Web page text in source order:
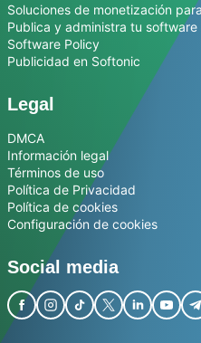
Soluciones de monetización
Publica y administra tu software
Software Policy
Publicidad en Softonic
Legal
DMCA
Información legal
Términos de uso
Política de Privacidad
Política de cookies
Configuración de cookies
Social media